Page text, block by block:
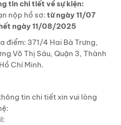
tin chi tiết về sự kiện:
nộp hồ sơ: từ ngày 11/07
ngày 11/08/2025
điểm: 371/4 Hai Bà Trưng,
Võ Thị Sáu, Quận 3, Thành
Chí Minh.
tin chi tiết xin vui lòng